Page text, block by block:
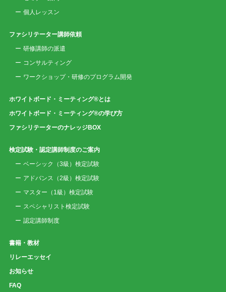
個人レッスン
ファシリテーター講師依頼
研修講師の派遣
コンサルティング
ワークショップ・研修のプログラム開発
ホワイトボード・ミーティング®とは
ホワイトボード・ミーティング®の学び方
ファシリテーターのナレッジBOX
検定試験・認定講師制度のご案内
ベーシック（3級）検定試験
アドバンス（2級）検定試験
マスター（1級）検定試験
スペシャリスト検定試験
認定講師制度
書籍・教材
リレーエッセイ
お知らせ
FAQ